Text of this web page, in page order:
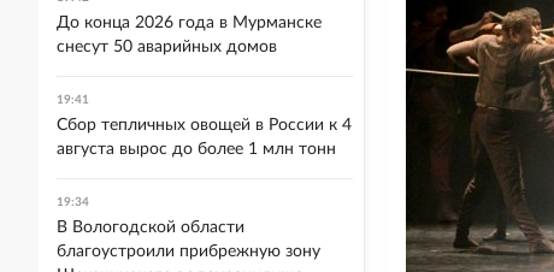
До конца 2026 года в Мурманске
снесут 50 аварийных домов
19:41
Сбор тепличных овощей в России к 4
августа вырос до более 1 млн тонн
19:34
В Вологодской области
благоустроили прибрежную зону